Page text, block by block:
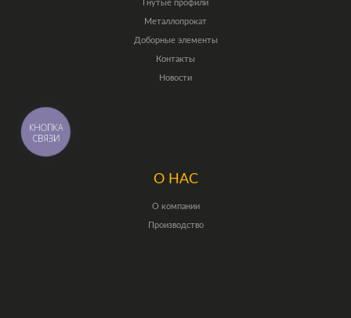
Гнутые профили
Металлопрокат
Доборные элементы
Контакты
Новости
О НАС
О компании
Производство
КНОПКА
СВЯЗИ